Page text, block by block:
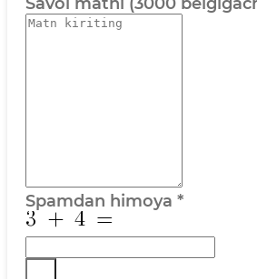
Spamdan himoya *